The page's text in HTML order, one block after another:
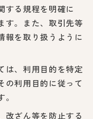
する規程を明確に
す。また、取引先等
報を取り扱うように
は、利用目的を特定
の利用目的に従って
改ざん等を防止する